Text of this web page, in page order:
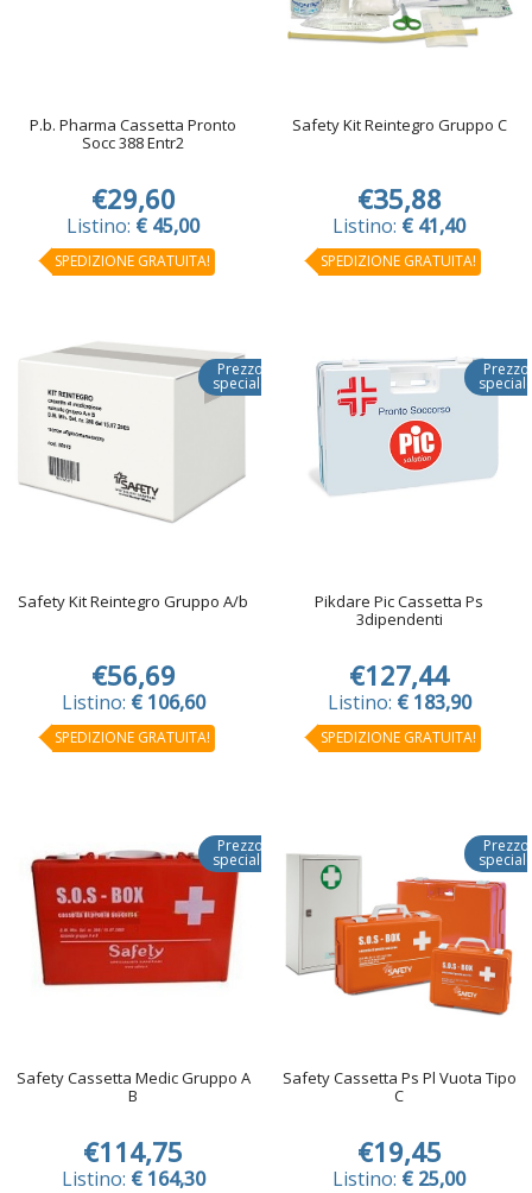
P.b. Pharma Cassetta Pronto
Socc 388 Entr2
€29,60
Listino: € 45,00
SPEDIZIONE GRATUITA!
Safety Kit Reintegro Gruppo C
€35,88
Listino: € 41,40
SPEDIZIONE GRATUITA!
Prezzo
speciale
Safety Kit Reintegro Gruppo A/b
€56,69
Listino: € 106,60
SPEDIZIONE GRATUITA!
Prezzo
Pikdare Pic Cassetta Ps
3dipendenti
€127,44
Listino: € 183,90
SPEDIZIONE GRATUITA!
Prezzo
speciale
Safety Cassetta Medic Gruppo A
B
€114,75
Listino: € 164,30
Prezzo
Safety Cassetta Ps Pl Vuota Tipo
C
€19,45
Listino: € 25,00